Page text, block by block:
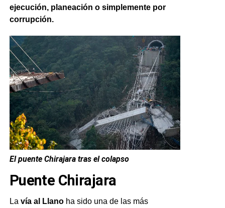
ejecución, planeación o simplemente por
corrupción.
El puente Chirajara tras el colapso
Puente Chirajara
La vía al Llanoha sido una de las más